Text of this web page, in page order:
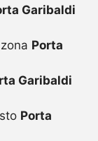
Garibaldi
Porta
Garibaldi
Porta